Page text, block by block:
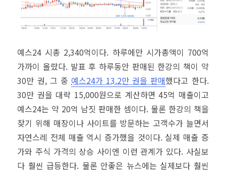
예스24 시총 2,340억이다. 하루에만 시가총액이 700억
가까이 올랐다. 발표 후 하루동안 판매된 한강의 책이 약
30만 권, 그 중 예스24가 13.2만 권을 판매했다고 한다.
30만 권을 대략 15,000원으로 계산하면 45억 매출이고
예스24는 약 20억 남짓 판매한 셈이다. 물론 한강의 책을
찾기 위해 매장이나 사이트를 방문하는 고객수가 늘면서
자연스레 전체 매출 역시 증가했을 것이다. 실제 매출 증
가와 주식 가격의 상승 사이엔 이런 관계가 있다. 사실보
다 훨씬 급등한다. 물론 안좋은 뉴스에는 실제보다 훨씬